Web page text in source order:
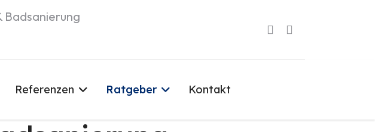
Referenzen Ratgeber Kontakt